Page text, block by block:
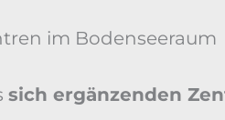
im Bodenseeraum
sich ergänzenden